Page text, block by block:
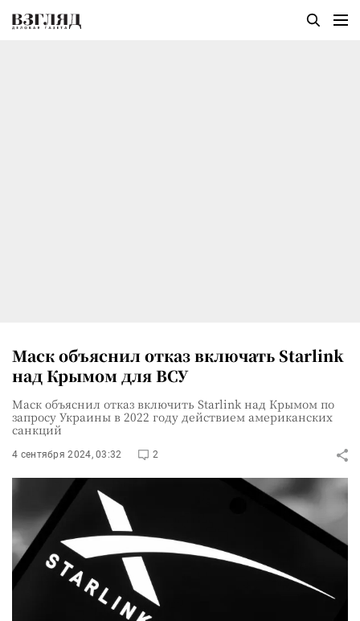
Маск объяснил отказ включать Starlink
над Крымом для ВСУ
Маск объяснил отказ включить Starlink над Крымом по
запросу Украины в 2022 году действием американских
санкций
4 сентября 2024, 03:32 2